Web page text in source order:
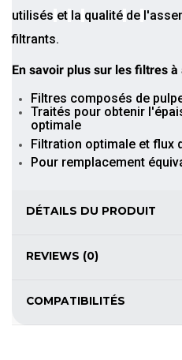
utilisés et la qualité de
filtrants.
En savoir plus sur les filtres à
Filtres composés de
Traités pour obtenir
optimale
Filtration optimale et flux
Pour remplacement
DÉTAILS DU PRODUIT
REVIEWS (0)
COMPATIBILITÉS